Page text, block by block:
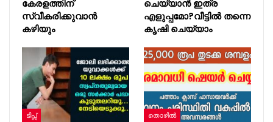
കേരളത്തിന്
സ്വീകരിക്കുവാൻ
കഴിയും
ചെയ്യാൻ ഇത്ര
എളുപ്പമോ?വീട്ടിൽ തന്നെ
കൃഷി ചെയ്യാം
ടിപ്സ് തൊഴിൽ